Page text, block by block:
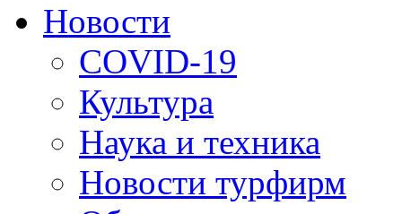
Новости
COVID-19
Культура
Наука и техника
Новости турфирм